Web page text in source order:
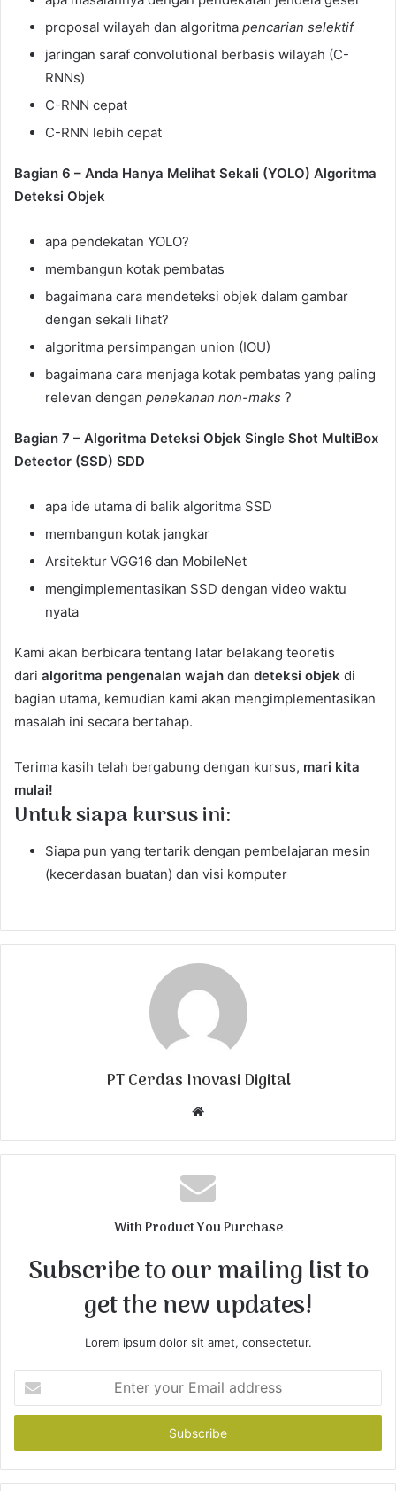
proposal wilayah dan algoritma pencarian selektif
jaringan saraf convolutional berbasis wilayah (C-
RNNs)
C-RNN cepat
C-RNN lebih cepat
Bagian 6 – Anda Hanya Melihat Sekali (YOLO) Algoritma
Deteksi Objek
apa pendekatan YOLO?
membangun kotak pembatas
bagaimana cara mendeteksi objek dalam gambar
dengan sekali lihat?
algoritma persimpangan union (IOU)
bagaimana cara menjaga kotak pembatas yang paling
relevan dengan penekanan non-maks ?
Bagian 7 – Algoritma Deteksi Objek Single Shot MultiBox
Detector (SSD) SDD
apa ide utama di balik algoritma SSD
membangun kotak jangkar
Arsitektur VGG16 dan MobileNet
mengimplementasikan SSD dengan video waktu
nyata
Kami akan berbicara tentang latar belakang teoretis
dari algoritma pengenalan wajah dan deteksi objek di
bagian utama, kemudian kami akan mengimplementasikan
masalah ini secara bertahap.
Terima kasih telah bergabung dengan kursus, mari kita
mulai!
Untuk siapa kursus ini:
Siapa pun yang tertarik dengan pembelajaran mesin
(kecerdasan buatan) dan visi komputer
PT Cerdas Inovasi Digital
b
s
i
With Product You Purchase
Subscribe to our mailing list to
get the new updates!
Lorem ipsum dolor sit amet, consectetur.
t
r
y